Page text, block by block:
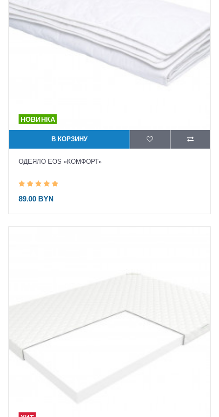
В КОРЗИНУ
ОДЕЯЛО EOS «КОМФОРТ»
89.00 BYN